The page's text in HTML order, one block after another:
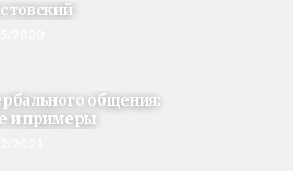
общения:
и примеры